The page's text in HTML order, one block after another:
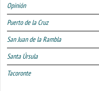
Opinión
Puerto de la Cruz
San Juan de la Rambla
Santa Úrsula
Tacoronte